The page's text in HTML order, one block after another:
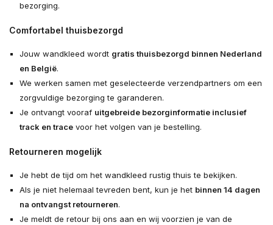
bezorging.
Comfortabel thuisbezorgd
Jouw wandkleed wordt gratis thuisbezorgd binnen Nederland
en België.
We werken samen met geselecteerde verzendpartners om een
zorgvuldige bezorging te garanderen.
Je ontvangt vooraf uitgebreide bezorginformatie inclusief
track en tracevoor het volgen van je bestelling.
Retourneren mogelijk
Je hebt de tijd om het wandkleed rustig thuis te bekijken.
Als je niet helemaal tevreden bent, kun je het binnen 14 dagen
na ontvangst retourneren.
Je meldt de retour bij ons aan en wij voorzien je van de